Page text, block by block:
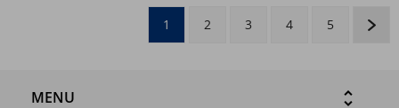
1 2 3 4 5
MENU